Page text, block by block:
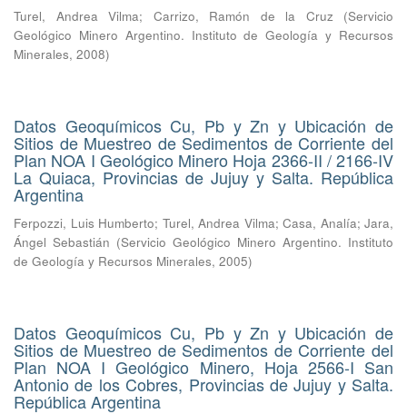
Turel, Andrea Vilma; Carrizo, Ramón de la Cruz (Servicio
Geológico Minero Argentino. Instituto de Geología y Recursos
Minerales, 2008)
Datos Geoquímicos Cu, Pb y Zn y Ubicación de
Sitios de Muestreo de Sedimentos de Corriente del
Plan NOA I Geológico Minero Hoja 2366-II / 2166-IV
La Quiaca, Provincias de Jujuy y Salta. República
Argentina
Ferpozzi, Luis Humberto; Turel, Andrea Vilma; Casa, Analía; Jara,
Ángel Sebastián (Servicio Geológico Minero Argentino. Instituto
de Geología y Recursos Minerales, 2005)
Datos Geoquímicos Cu, Pb y Zn y Ubicación de
Sitios de Muestreo de Sedimentos de Corriente del
Plan NOA I Geológico Minero, Hoja 2566-I San
Antonio de los Cobres, Provincias de Jujuy y Salta.
República Argentina